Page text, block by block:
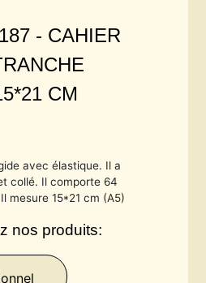
- CAHIER
CM
avec élastique. Il a
collé. Il comporte 64
mesure 15*21 cm (A5)
nos produits: